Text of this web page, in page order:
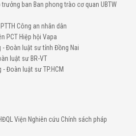
ban Ban phong trào cơ quan UBTW
Công an nhân dân
PCT Hiệp hội Vapa
- Đoàn luật sư tỉnh Đồng Nai
luật sư BR-VT
- Đoàn luật sư TP.HCM
Viện Nghiên cứu Chính sách pháp